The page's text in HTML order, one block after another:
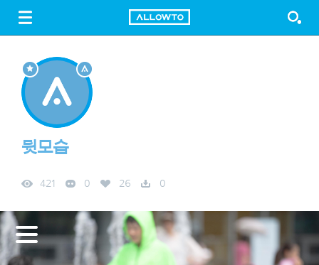
FREE DOWNLOAD
뒷모습
421 0 26 0